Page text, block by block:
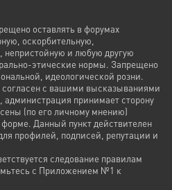
оставлять в форумах
оскорбительную,
и любую другую
этические нормы. Запрещено
идеологической розни.
согласен с вашими высказываниями
администрация принимает сторону
(по его личному мнению)
Данный пункт действителен
профилей, подписей, репутации и
следование правилам
с Приложением №1 к